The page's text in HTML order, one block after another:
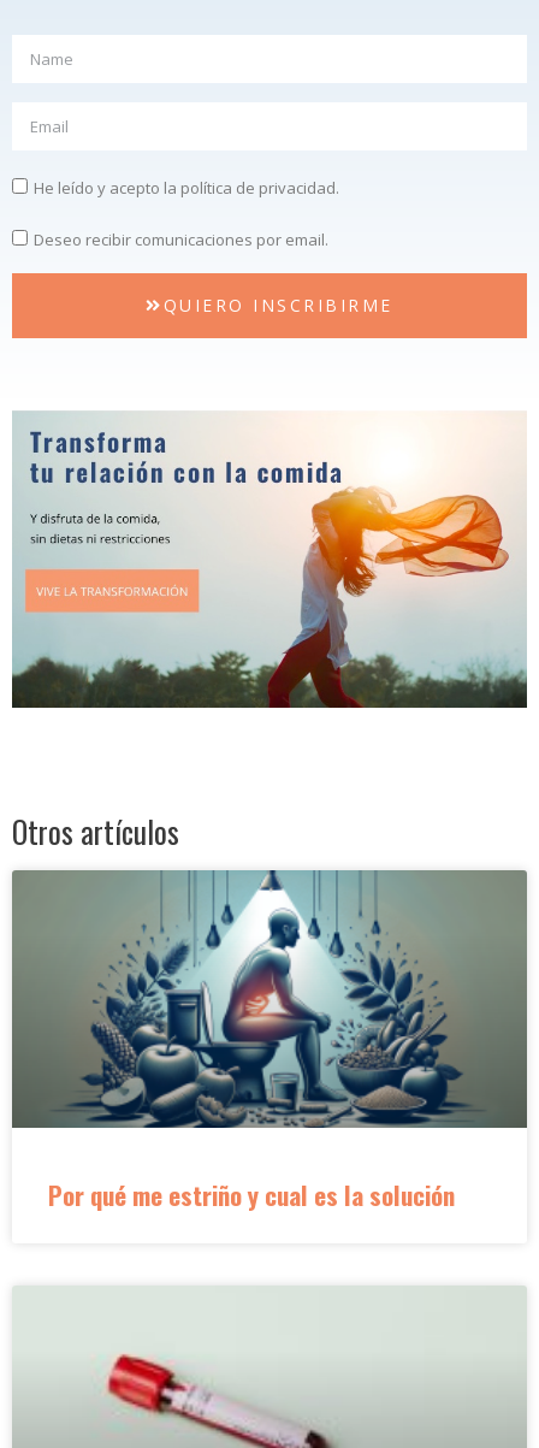
He leído y acepto la política de privacidad.
Deseo recibir comunicaciones por email.
QUIERO INSCRIBIRME
Otros artículos
Por qué me estriño y cual es la solución